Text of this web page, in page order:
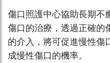
傷口照護中心協助長期不
傷口的治療，透過正確的
的介入，將可促進慢性傷
成慢性傷口的機率。